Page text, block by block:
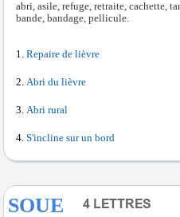
abri, asile, refuge, retraite, cachette,
bande, bandage, pellicule.
Repaire de lièvre
Abri du lièvre
Abri rural
S'incline sur un bord
SOUE